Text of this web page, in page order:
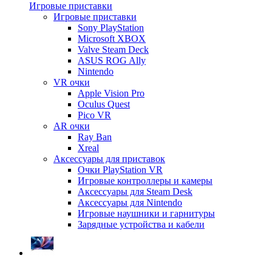
Игровые приставки
Игровые приставки
Sony PlayStation
Microsoft XBOX
Valve Steam Deck
ASUS ROG Ally
Nintendo
VR очки
Apple Vision Pro
Oculus Quest
Pico VR
AR очки
Ray Ban
Xreal
Аксессуары для приставок
Очки PlayStation VR
Игровые контроллеры и камеры
Аксессуары для Steam Desk
Аксессуары для Nintendo
Игровые наушники и гарнитуры
Зарядные устройства и кабели